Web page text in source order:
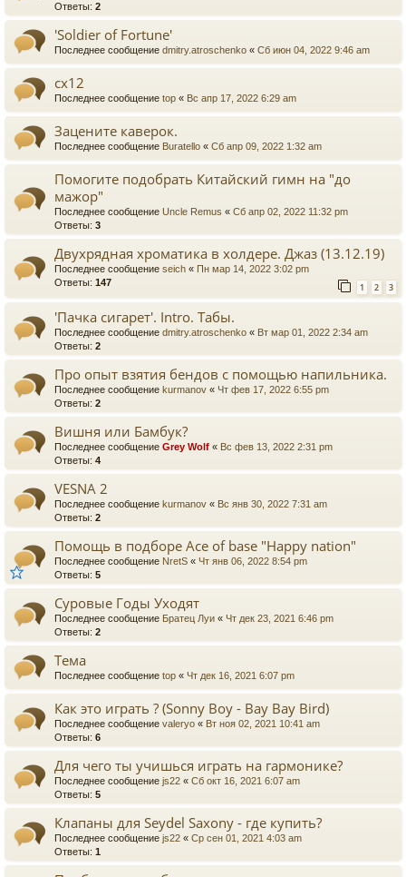
Ответы: 2
'Soldier of Fortune'
Последнее сообщение dmitry.atroschenko « Сб июн 04, 2022 9:46 am
сх12
Последнее сообщение top « Вс апр 17, 2022 6:29 am
Зацените каверок.
Последнее сообщение Buratello « Сб апр 09, 2022 1:32 am
Помогите подобрать Китайский гимн на "до
мажор"
Последнее сообщение Uncle Remus « Сб апр 02, 2022 11:32 pm
Ответы: 3
Двухрядная хроматика в холдере. Джаз (13.12.19)
Последнее сообщение seich « Пн мар 14, 2022 3:02 pm
Ответы: 147 1 2 3
'Пачка сигарет'. Intro. Табы.
Последнее сообщение dmitry.atroschenko « Вт мар 01, 2022 2:34 am
Ответы: 2
Про опыт взятия бендов с помощью напильника.
Последнее сообщение kurmanov « Чт фев 17, 2022 6:55 pm
Ответы: 2
Вишня или Бамбук?
Последнее сообщение Grey Wolf « Вс фев 13, 2022 2:31 pm
Ответы: 4
VESNA 2
Последнее сообщение kurmanov « Вс янв 30, 2022 7:31 am
Ответы: 2
Помощь в подборе Ace of base "Happy nation"
Последнее сообщение NretS « Чт янв 06, 2022 8:54 pm
Ответы: 5
Суровые Годы Уходят
Последнее сообщение Братец Луи « Чт дек 23, 2021 6:46 pm
Ответы: 2
Тема
Последнее сообщение top « Чт дек 16, 2021 6:07 pm
Как это играть ? (Sonny Boy - Bay Bay Bird)
Последнее сообщение valeryo « Вт ноя 02, 2021 10:41 am
Ответы: 6
Для чего ты учишься играть на гармонике?
Последнее сообщение js22 « Сб окт 16, 2021 6:07 am
Ответы: 5
Клапаны для Seydel Saxony - где купить?
Последнее сообщение js22 « Ср сен 01, 2021 4:03 am
Ответы: 1